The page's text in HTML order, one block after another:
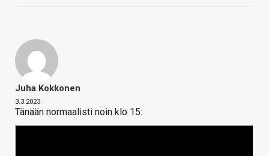
Juha Kokkonen
3.3.2023
Tänään normaalisti noin klo 15: